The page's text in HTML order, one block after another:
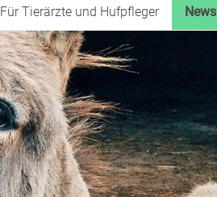
Für Tierärzte und Hufpfleger News